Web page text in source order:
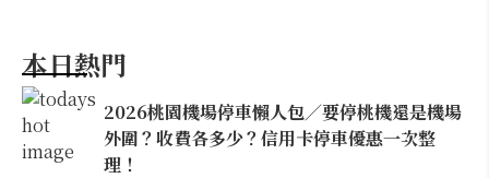
本日熱門
2026桃園機場停車懶人包／要停桃機還是機場
外圍？收費各多少？信用卡停車優惠一次整
理！